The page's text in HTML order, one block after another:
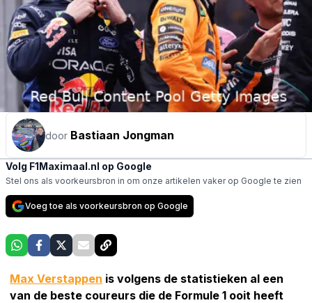
door Bastiaan Jongman
Volg F1Maximaal.nl op Google
Stel ons als voorkeursbron in om onze artikelen vaker op Google te zien
Voeg toe als voorkeursbron op Google
Max Verstappen is volgens de statistieken al een
van de beste coureurs die de Formule 1 ooit heeft